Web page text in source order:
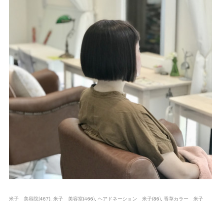
米子 美容院(467) 米子 美容室(466) ヘアドネーション 米子(86) 香草カラー 米子